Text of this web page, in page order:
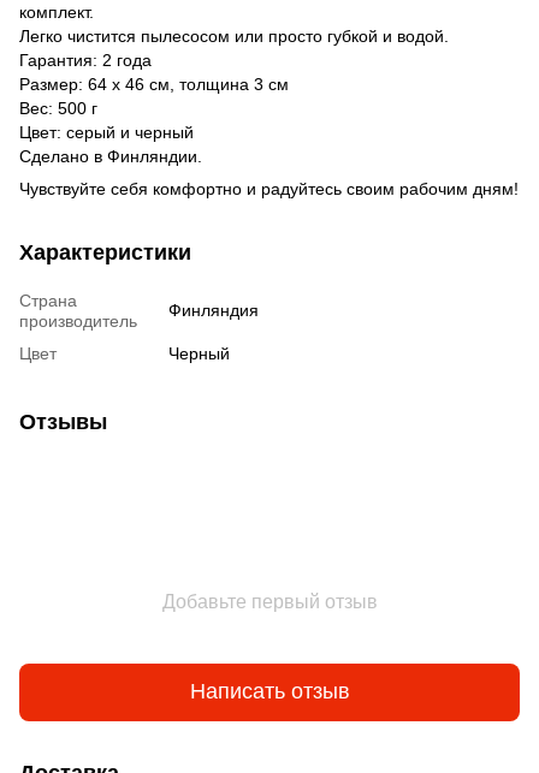
комплект.
Легко чистится пылесосом или просто губкой и водой.
Гарантия: 2 года
Размер: 64 х 46 см, толщина 3 см
Вес: 500 г
Цвет: серый и черный
Сделано в Финляндии.
Чувствуйте себя комфортно и радуйтесь своим рабочим дням!
Характеристики
Страна
производитель
Финляндия
Цвет Черный
Отзывы
Добавьте первый отзыв
Написать отзыв